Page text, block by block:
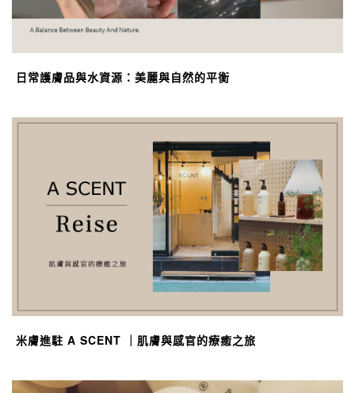
日常護膚品與水資源：美麗與自然的平衡
米膚進駐 A SCENT ｜肌膚與感官的療癒之旅